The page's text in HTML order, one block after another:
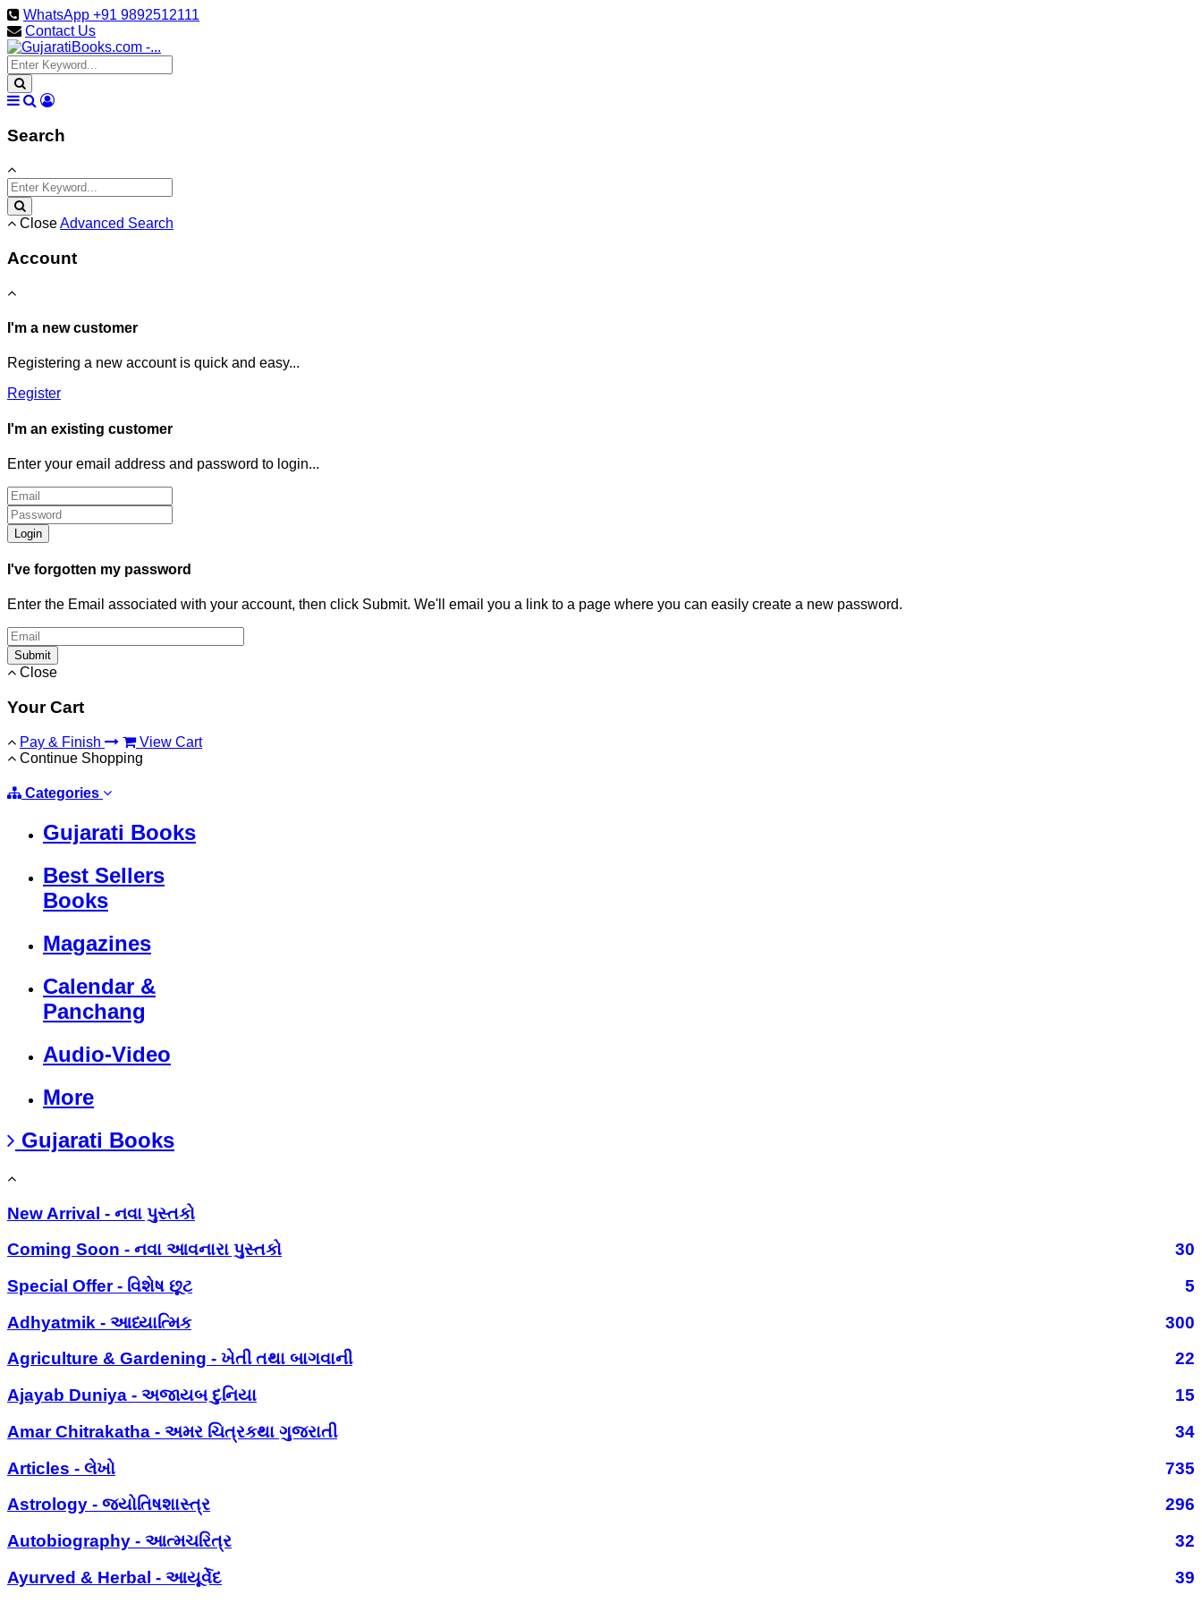
WhatsApp +91 9892512111
Contact Us
Search
CloseAdvanced Search
Account
I'm a new customer
Registering a new account is quick and easy...
Register
I'm an existing customer
Enter your email address and password to login...
Login
I've forgotten my password
Enter the Email associated with your account, then click Submit. We'll email you a link to a page where you can easily create a new password.
Submit
Close
Your Cart
Pay & Finish
View Cart
Continue Shopping
Categories
Gujarati Books
Best Sellers
Books
Magazines
Calendar &
Panchang
Audio-Video
More
Gujarati Books
New Arrival - નવા પુસ્તકો
Coming Soon - નવા આવનારા પુસ્તકો
30
Special Offer - વિશેષ છૂટ
5
Adhyatmik - આધ્યાત્મિક
300
Agriculture & Gardening - ખેતી તથા બાગવાની
22
Ajayab Duniya - અજાયબ દુનિયા
15
Amar Chitrakatha - અમર ચિત્રકથા ગુજરાતી
34
Articles - લેખો
735
Astrology - જ્યોતિષશાસ્ત્ર
296
Autobiography - આત્મચરિત્ર
32
Ayurved & Herbal - આયૂર્વેદ
39